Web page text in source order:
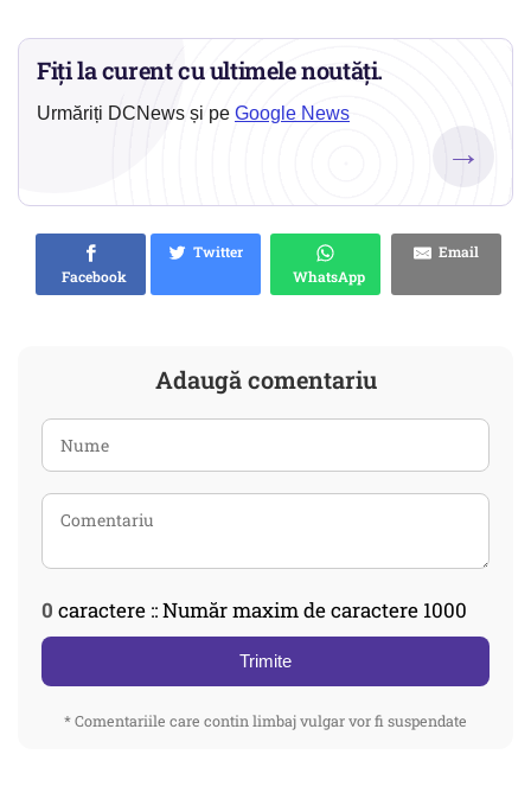
Fiți la curent cu ultimele noutăți.
Urmăriți DCNews și pe Google News
→
Facebook
Twitter
WhatsApp
Email
Adaugă comentariu
0 caractere :: Număr maxim de caractere 1000
Trimite
* Comentariile care contin limbaj vulgar vor fi suspendate